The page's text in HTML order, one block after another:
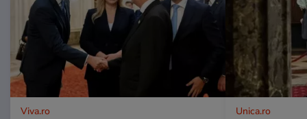
Viva.ro Unica.ro